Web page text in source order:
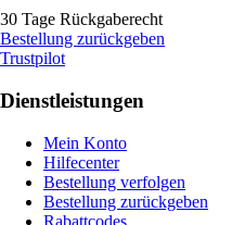
30 Tage Rückgaberecht
Bestellung zurückgeben
Trustpilot
Dienstleistungen
Mein Konto
Hilfecenter
Bestellung verfolgen
Bestellung zurückgeben
Rabattcodes